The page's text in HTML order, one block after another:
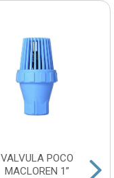
VALVULA POCO
MACLOREN 1”